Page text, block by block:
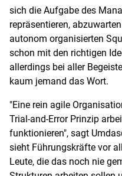
sich die Aufgabe des
repräsentieren,
autonom organisierten
schon mit den richtigen
allerdings bei aller
kaum jemand das Wort.
"Eine rein agile
Trial-and-Error Prinzip
funktionieren", sagt
sieht Führungskräfte vor
Leute, die das noch nie